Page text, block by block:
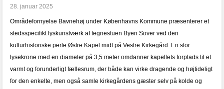
28. januar 2025
Områdefornyelse Bavnehøj under Københavns Kommune præsenterer et
stedsspecifikt lyskunstværk af tegnestuen Byen Sover ved den
kulturhistoriske perle Østre Kapel midt på Vestre Kirkegård. En stor
lysekrone med en diameter på 3,5 meter omdanner kapellets forplads til et
varmt og forunderligt fællesrum, der både kan virke dragende og højtideligt
for den enkelte, men også samle kirkegårdens gæster selv på kolde og